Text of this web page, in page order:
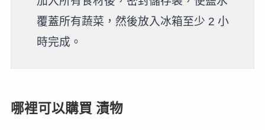
覆蓋所有蔬菜，然後放入冰箱至少 2 小
時完成。
哪裡可以購買 漬物